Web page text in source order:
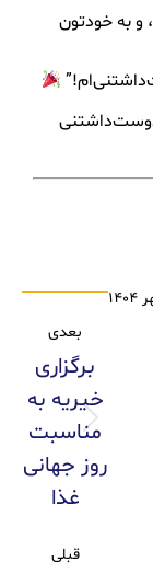
و به خودتون
قبلی
بعدی
برگزاری
خیریه به
مناسبت
روز جهانی
غذا